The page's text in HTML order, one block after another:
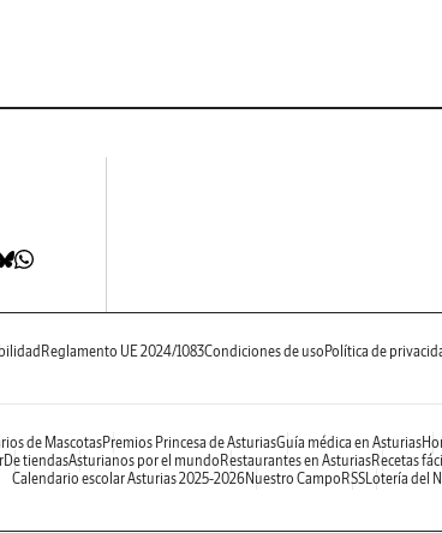
Reglamento UE 2024/1083Condiciones de uso Política de
de MascotasPremios Princesa de AsturiasGuía médica en Asturias
De tiendasAsturianos por el mundo Restaurantes en AsturiasRecetas
Calendario escolar Asturias 2025-2026Nuestro Campo RSSLotería del